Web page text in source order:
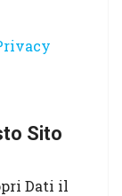
Sito
Dati il